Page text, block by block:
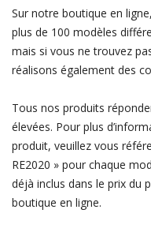
Sur notre boutique en
plus de 100 modèles
mais si vous ne trouvez
réalisons également des
Tous nos produits
élevées. Pour plus
produit, veuillez vous
RE2020 » pour chaque
déjà inclus dans le prix du
boutique en ligne.